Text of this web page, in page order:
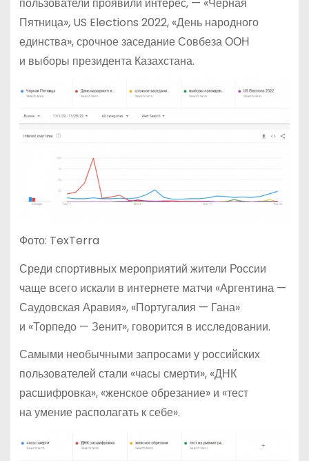
Пятница», US Elections 2022, «День народного
единства», срочное заседание Совбеза ООН
и выборы президента Казахстана.
Фото: TexTerra
Среди спортивных мероприятий жители России
чаще всего искали в интернете матчи «Аргентина —
Саудовская Аравия», «Португалия — Гана»
и «Торпедо — Зенит», говорится в исследовании.
Самыми необычными запросами у российских
пользователей стали «часы смерти», «ДНК
расшифровка», «женское обрезание» и «тест
на умение располагать к себе».